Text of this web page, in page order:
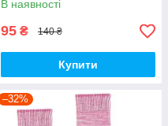
В наявності
95 ₴ 140 ₴
Купити
–32%